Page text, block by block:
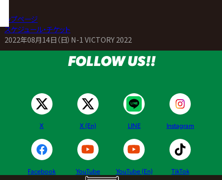
トップページ
>スケジュール・チケット
2022年08月14日（日）N-1 VICTORY 2022
FOLLOW US!!
X X (En) LINE Instagram
Facebook YouTube YouTube (En) TikTok